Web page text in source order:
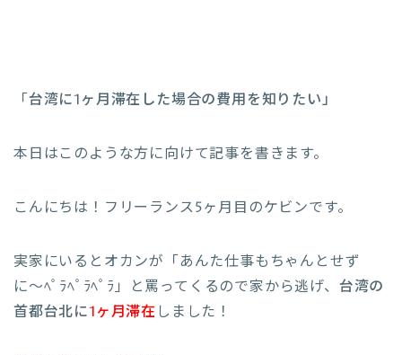
「台湾に1ヶ月滞在した場合の費用を知りたい」
本日はこのような方に向けて記事を書きます。
こんにちは！フリーランス5ヶ月目のケビンです。
実家にいるとオカンが「あんた仕事もちゃんとせず
に〜ﾍﾟﾗﾍﾟﾗﾍﾟﾗ」と罵ってくるので家から逃げ、 台湾の
首都台北に1ヶ月滞在 しました！